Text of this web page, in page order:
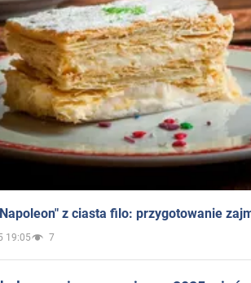
z ciasta filo: przygotowanie
19:05 7